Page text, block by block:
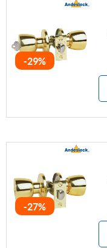
-29%
-27%